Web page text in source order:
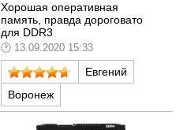
Хорошая оперативная
память, правда дороговато
для DDR3
13.09.2020 15:33
Евгений
Воронеж